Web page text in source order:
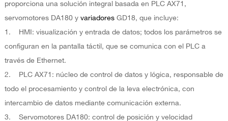
proporciona una solución integral basada en PLC AX71,
servomotores DA180 y variadores GD18, que incluye:
1. HMI: visualización y entrada de datos; todos los parámetros se
configuran en la pantalla táctil, que se comunica con el PLC a
través de Ethernet.
2. PLC AX71: núcleo de control de datos y lógica, responsable de
todo el procesamiento y control de la leva electrónica, con
intercambio de datos mediante comunicación externa.
3. Servomotores DA180: control de posición y velocidad